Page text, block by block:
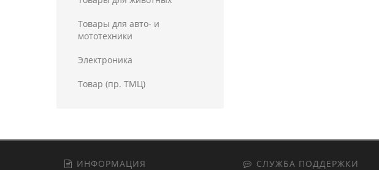
Товары для авто- и
мототехники
Электроника
Товар (пр. ТМЦ)
ИНФОРМАЦИЯ СЛУЖБА ПОДДЕРЖКИ